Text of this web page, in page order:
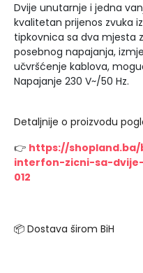
Dvije unutarnje i jedna
kvalitetan prijenos zvuka
tipkovnica sa dva mjesta
posebnog napajanja,
učvršćenje kablova,
Napajanje 230 V~/50 Hz.
Detaljnije o proizvodu
👉 https://
interfon-zicni-sa-
012
📦 Dostava širom BiH